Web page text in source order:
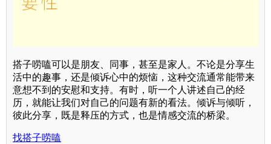
搭子唠嗑可以是朋友、同事，甚至是家人。不论是分享生
活中的趣事，还是倾诉心中的烦恼，这种交流通常能带来
意想不到的安慰和支持。有时，听一个人讲述自己的经
历，就能让我们对自己的问题有新的看法。倾诉与倾听，
彼此分享，既是释压的方式，也是情感交流的桥梁。
找搭子唠嗑